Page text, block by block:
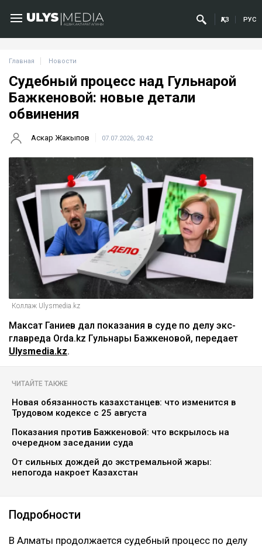
ҚАЗ РУС
Главная Новости
Судебный процесс над Гульнарой
Бажкеновой: новые детали
обвинения
Аскар Жакыпов 07.07.2026, 20:42
Коллаж Ulysmedia.kz
Максат Ганиев дал показания в суде по делу экс-
главреда Orda.kz Гульнары Бажкеновой, передает
Ulysmedia.kz.
ЧИТАЙТЕ ТАКЖЕ
Новая обязанность казахстанцев: что изменится в
Трудовом кодексе с 25 августа
Показания против Бажкеновой: что вскрылось на
очередном заседании суда
От сильных дождей до экстремальной жары:
непогода накроет Казахстан
Подробности
В Алматы продолжается судебный процесс по делу